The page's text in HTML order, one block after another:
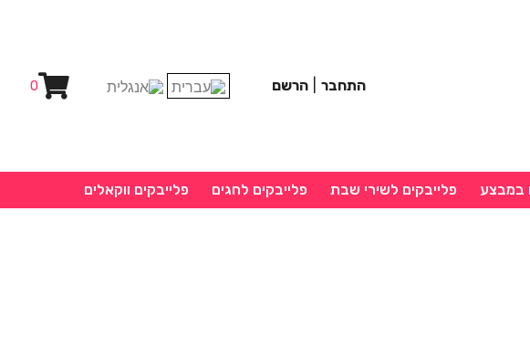
התחבר הרשם 0
במבצע פלייבקים לשירי שבת פלייבקים לחגים פלייבקים ווקאלים